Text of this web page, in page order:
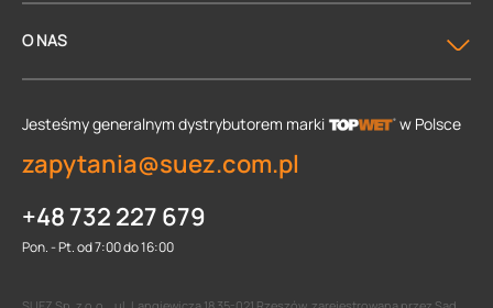
O NAS
Jesteśmy generalnym dystrybutorem marki w Polsce
zapytania@suez.com.pl
+48 732 227 679
Pon. - Pt. od 7:00 do 16:00